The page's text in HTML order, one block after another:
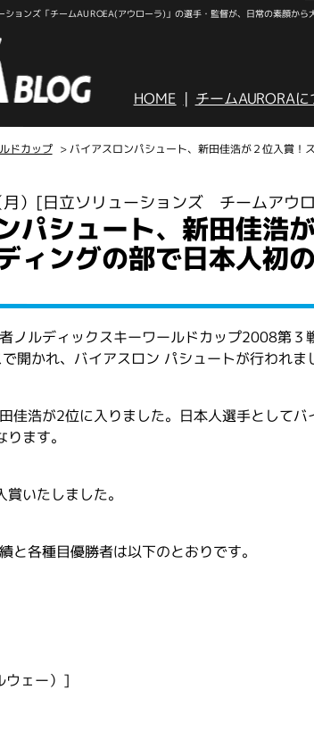
ョンズ「チームAUROEA(アウローラ)」の選手・監督が、日常の素顔から
HOME チームAURORA
ドカップ > バイアスロンパシュート、新田佳浩が２位入賞！
） [日立ソリューションズ チームアウ
パシュート、新田佳浩
ィングの部で日本人初
ノルディックスキーワールドカップ2008第３
開かれ、バイアスロン パシュートが行われま
佳浩が2位に入りました。日本人選手としてバ
ます。
いたしました。
各種目優勝者は以下のとおりです。
ウェー）]